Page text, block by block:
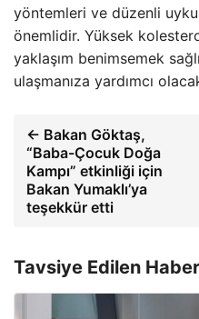
yöntemleri ve düzenli
önemlidir. Yüksek
yaklaşım benimsemek
ulaşmanıza yardımcı
← Bakan Göktaş,
“Baba-Çocuk Doğa
Kampı” etkinliği için
Bakan Yumaklı’ya
teşekkür etti
Tavsiye Edilen